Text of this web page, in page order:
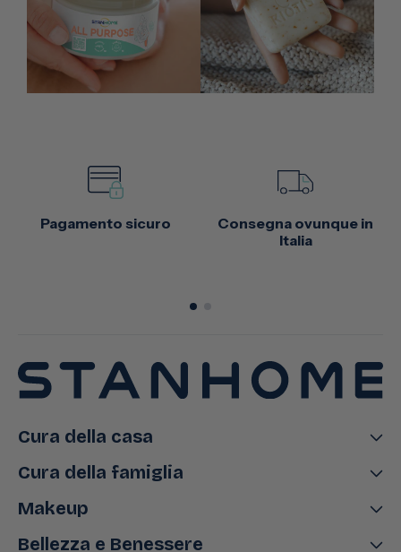
Pagamento sicuro
Consegna ovunque in
Italia
Cura della casa
Cura della famiglia
Makeup
Bellezza e Benessere